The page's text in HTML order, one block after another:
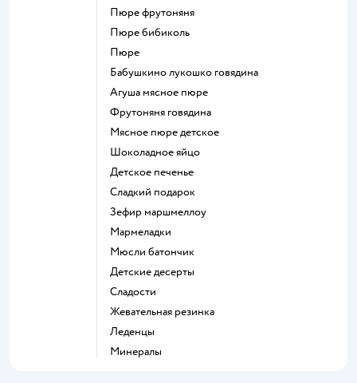
пюре фрутоняня
пюре бибиколь
пюре
бабушкино лукошко говядина
агуша мясное пюре
фрутоняня говядина
мясное пюре детское
шоколадное яйцо
детское печенье
сладкий подарок
зефир маршмеллоу
мармеладки
мюсли батончик
детские десерты
сладости
жевательная резинка
леденцы
Минералы